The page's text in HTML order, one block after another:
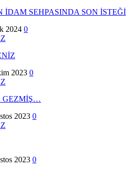
İDAM SEHPASINDA SON İSTEĞİ
2024 0
2023 0
GEZMİŞ…
2023 0
2023 0